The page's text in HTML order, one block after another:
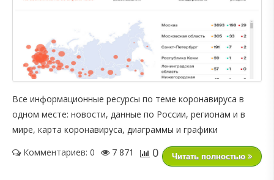
Все информационные ресурсы по теме коронавируса в
одном месте: новости, данные по России, регионам и в
мире, карта коронавируса, диаграммы и графики
Читать полностью
Комментариев: 0 7 871 0